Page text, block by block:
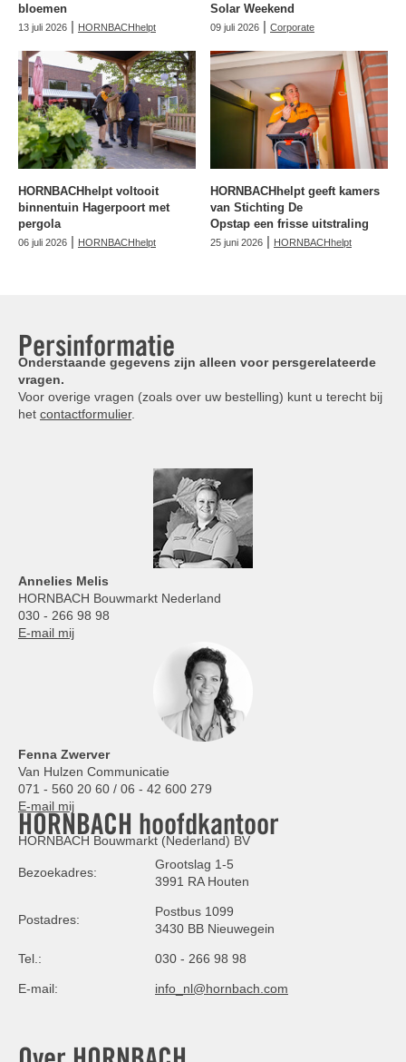
bloemen
13 juli 2026 | HORNBACHhelpt
Solar Weekend
09 juli 2026 | Corporate
HORNBACHhelpt voltooit
binnentuin Hagerpoort met
pergola
06 juli 2026 | HORNBACHhelpt
HORNBACHhelpt geeft kamers
van Stichting De
Opstap een frisse uitstraling
25 juni 2026 | HORNBACHhelpt
Persinformatie
Onderstaande gegevens zijn alleen voor persgerelateerde
vragen.
Voor overige vragen (zoals over uw bestelling) kunt u terecht bij
het contactformulier.
Annelies Melis
HORNBACH Bouwmarkt Nederland
030 - 266 98 98
E-mail mij
Fenna Zwerver
Van Hulzen Communicatie
071 - 560 20 60 / 06 - 42 600 279
E-mail mij
HORNBACH hoofdkantoor
HORNBACH Bouwmarkt (Nederland) BV
Bezoekadres:
Grootslag 1-5
3991 RA Houten
Postadres:
Postbus 1099
3430 BB Nieuwegein
Tel.: 030 - 266 98 98
E-mail: info_nl@hornbach.com